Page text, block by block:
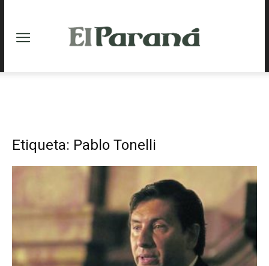
Etiqueta: Pablo Tonelli